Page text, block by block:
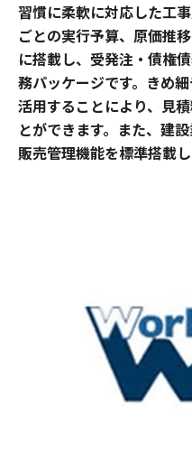
習慣に柔軟に対応した工
ごとの実行予算、原価推
に搭載し、受発注・債権
務パッケージです。きめ
活用することにより、見
とができます。また、建
販売管理機能を標準搭載し